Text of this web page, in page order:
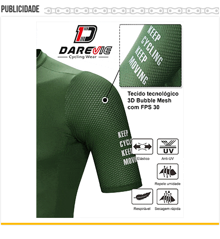
Publicidade